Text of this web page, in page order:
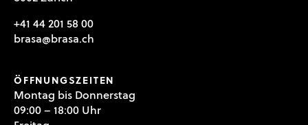
+41 44 201 58 00
brasa@brasa.ch
ÖFFNUNGSZEITEN
Montag bis Donnerstag
09:00 – 18:00 Uhr